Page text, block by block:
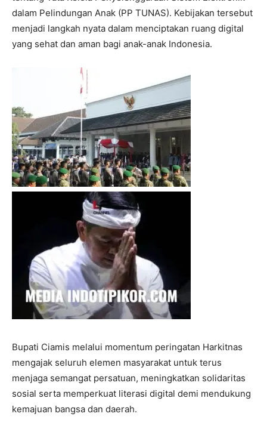
I've read and accept the Privacy Policy.
dalam Pelindungan Anak (PP TUNAS). Kebijakan tersebut
menjadi langkah nyata dalam menciptakan ruang digital
yang sehat dan aman bagi anak-anak Indonesia.
Bupati Ciamis melalui momentum peringatan Harkitnas
mengajak seluruh elemen masyarakat untuk terus
menjaga semangat persatuan, meningkatkan solidaritas
sosial serta memperkuat literasi digital demi mendukung
kemajuan bangsa dan daerah.